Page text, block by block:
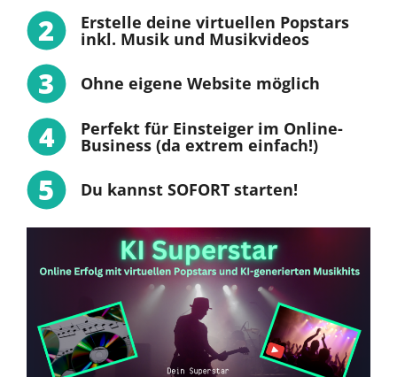
2 Erstelle deine virtuellen Popstars
inkl. Musik und Musikvideos
3 Ohne eigene Website möglich
4 Perfekt für Einsteiger im Online-
Business (da extrem einfach!)
5 Du kannst SOFORT starten!